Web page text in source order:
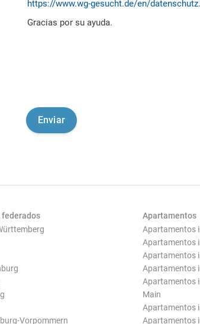
https://www.wg-gesucht.de/en/
Gracias por su ayuda.
federados
Vorpommern
Apartamentos
Apartamentos
Apartamentos
Apartamentos
Apartamentos
Apartamentos
Main
Apartamentos
Apartamentos